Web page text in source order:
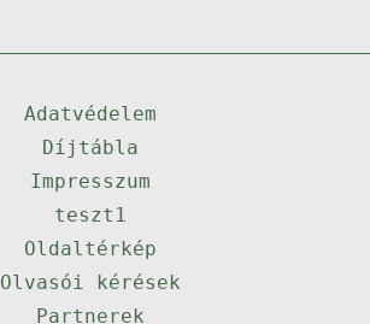
Adatvédelem
Díjtábla
Impresszum
teszt1
Oldaltérkép
Olvasói kérések
Partnerek